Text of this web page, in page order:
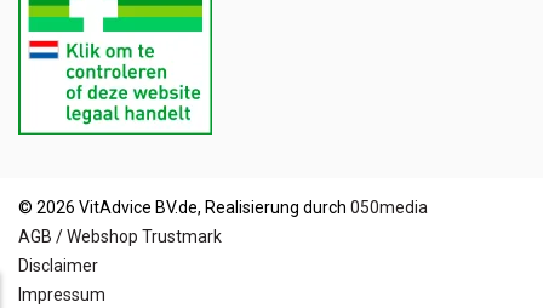
© 2026 VitAdvice BV.de, Realisierung durch 050media
AGB / Webshop Trustmark
Disclaimer
Impressum